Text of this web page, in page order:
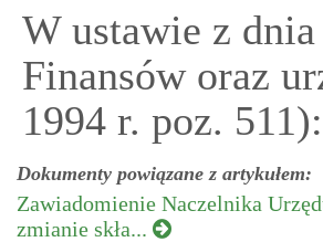
W ustawie z
Finansów oraz
1994 r. poz.
Dokumenty powiązane z artykułem:
Zawiadomienie Naczelnika
zmianie skła...